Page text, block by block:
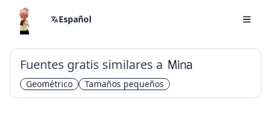
Español
Fuentes gratis similares a Mina
Geométrico Tamaños pequeños